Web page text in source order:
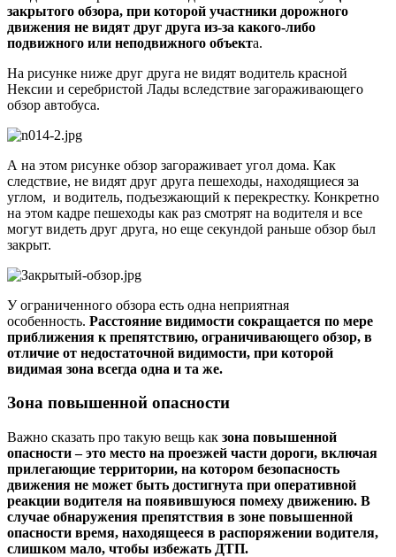
закрытого обзора, при которой участники дорожного
движения не видят друг друга из-за какого-либо
подвижного или неподвижного объекта.
На рисунке ниже друг друга не видят водитель красной
Нексии и серебристой Лады вследствие загораживающего
обзор автобуса.
А на этом рисунке обзор загораживает угол дома. Как
следствие, не видят друг друга пешеходы, находящиеся за
углом, и водитель, подъезжающий к перекрестку. Конкретно
на этом кадре пешеходы как раз смотрят на водителя и все
могут видеть друг друга, но еще секундой раньше обзор был
закрыт.
У ограниченного обзора есть одна неприятная
особенность. Расстояние видимости сокращается по мере
приближения к препятствию, ограничивающего обзор, в
отличие от недостаточной видимости, при которой
видимая зона всегда одна и та же.
Зона повышенной опасности
Важно сказать про такую вещь как зона повышенной
опасности – это место на проезжей части дороги, включая
прилегающие территории, на котором безопасность
движения не может быть достигнута при оперативной
реакции водителя на появившуюся помеху движению. В
случае обнаружения препятствия в зоне повышенной
опасности время, находящееся в распоряжении водителя,
слишком мало, чтобы избежать ДТП.